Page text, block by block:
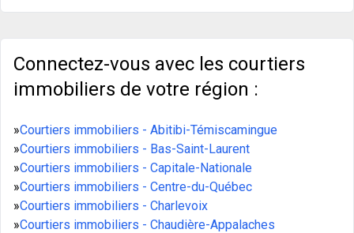
Connectez-vous avec les courtiers
immobiliers de votre région :
»Courtiers immobiliers - Abitibi-Témiscamingue
»Courtiers immobiliers - Bas-Saint-Laurent
»Courtiers immobiliers - Capitale-Nationale
»Courtiers immobiliers - Centre-du-Québec
»Courtiers immobiliers - Charlevoix
»Courtiers immobiliers - Chaudière-Appalaches